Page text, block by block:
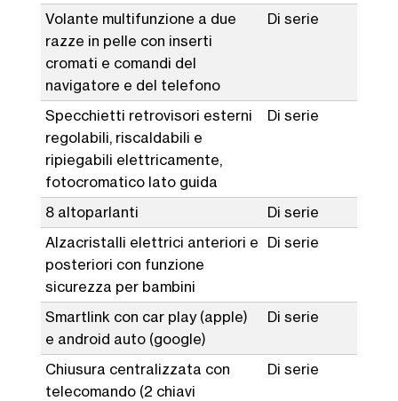
Volante multifunzione a due
razze in pelle con inserti
cromati e comandi del
navigatore e del telefono
Di serie
Specchietti retrovisori esterni
regolabili, riscaldabili e
ripiegabili elettricamente,
fotocromatico lato guida
Di serie
8 altoparlanti
Di serie
Alzacristalli elettrici anteriori e
posteriori con funzione
sicurezza per bambini
Di serie
Smartlink con car play (apple)
e android auto (google)
Di serie
Chiusura centralizzata con
telecomando (2 chiavi
Di serie